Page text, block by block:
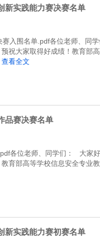
新实践能力赛决赛名单
赛入围名单.pdf各位老师、
祝大家取得好成绩！教育部
查看全文
品赛决赛名单
各位老师、同学们： 大家
育部高等学校信息安全专业
新实践能力赛初赛名单